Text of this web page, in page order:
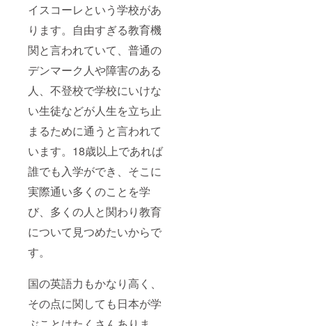
イスコーレという学校があ
ります。自由すぎる教育機
関と言われていて、普通の
デンマーク人や障害のある
人、不登校で学校にいけな
い生徒などが人生を立ち止
まるために通うと言われて
います。18歳以上であれば
誰でも入学ができ、そこに
実際通い多くのことを学
び、多くの人と関わり教育
について見つめたいからで
す。
国の英語力もかなり高く、
その点に関しても日本が学